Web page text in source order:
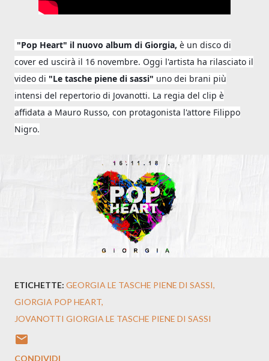
"Pop Heart" il nuovo album di Giorgia, è un disco di
cover ed uscirà il 16 novembre. Oggi l'artista ha rilasciato il
video di "Le tasche piene di sassi" uno dei brani più
intensi del repertorio di Jovanotti. La regia del clip è
affidata a Mauro Russo, con protagonista l'attore Filippo
Nigro.
ETICHETTE: GEORGIA LE TASCHE PIENE DI SASSI
GIORGIA POP HEART
JOVANOTTI GIORGIA LE TASCHE PIENE DI SASSI
CONDIVIDI